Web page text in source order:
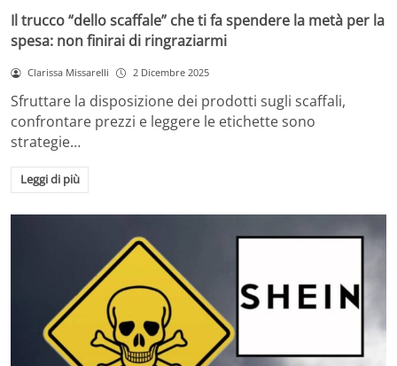
Il trucco “dello scaffale” che ti fa spendere la metà per la
spesa: non finirai di ringraziarmi
Clarissa Missarelli 2 Dicembre 2025
Sfruttare la disposizione dei prodotti sugli scaffali,
confrontare prezzi e leggere le etichette sono
strategie…
Leggi di più